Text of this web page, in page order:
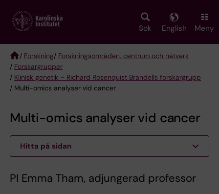
main
Sök English Meny
Breadcrumb
/ Forskning/ Forskningsområden, centrum och nätverk
/ Forskargrupper
/ Klinisk genetik – Richard Rosenquist Brandells forskargrupp
/ Multi-omics analyser vid cancer
Multi-omics analyser vid cancer
Hitta på sidan
PI Emma Tham, adjungerad professor